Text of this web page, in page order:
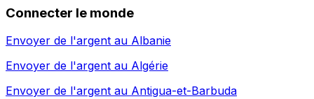
Connecter le monde
Envoyer de l'argent au Albanie
Envoyer de l'argent au Algérie
Envoyer de l'argent au Antigua-et-Barbuda